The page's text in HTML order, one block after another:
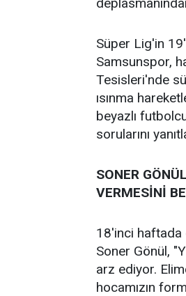
Süper Lig'in
Samsunspor,
Tesisleri'nde
ısınma
beyazlı
sorularını
SONER
VERMESİNİ
18'inci haftada
Soner Gönül,
arz ediyor.
hocamızın